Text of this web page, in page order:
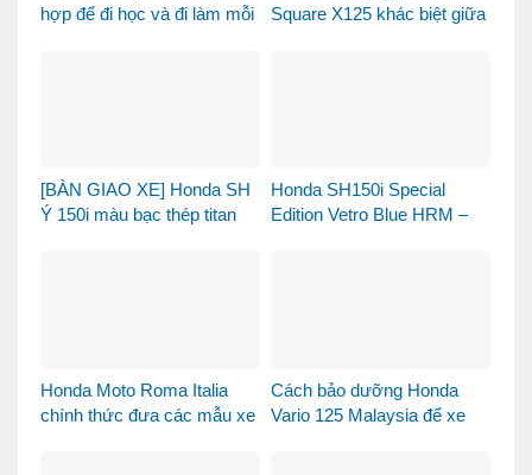
hợp để đi học và đi làm mỗi
Square X125 khác biệt giữa
[BÀN GIAO XE] Honda SH
Ý 150i màu bạc thép titan
Honda SH150i Special
Edition Vetro Blue HRM –
Honda Moto Roma Italia
chính thức đưa các mẫu xe
Cách bảo dưỡng Honda
Vario 125 Malaysia để xe